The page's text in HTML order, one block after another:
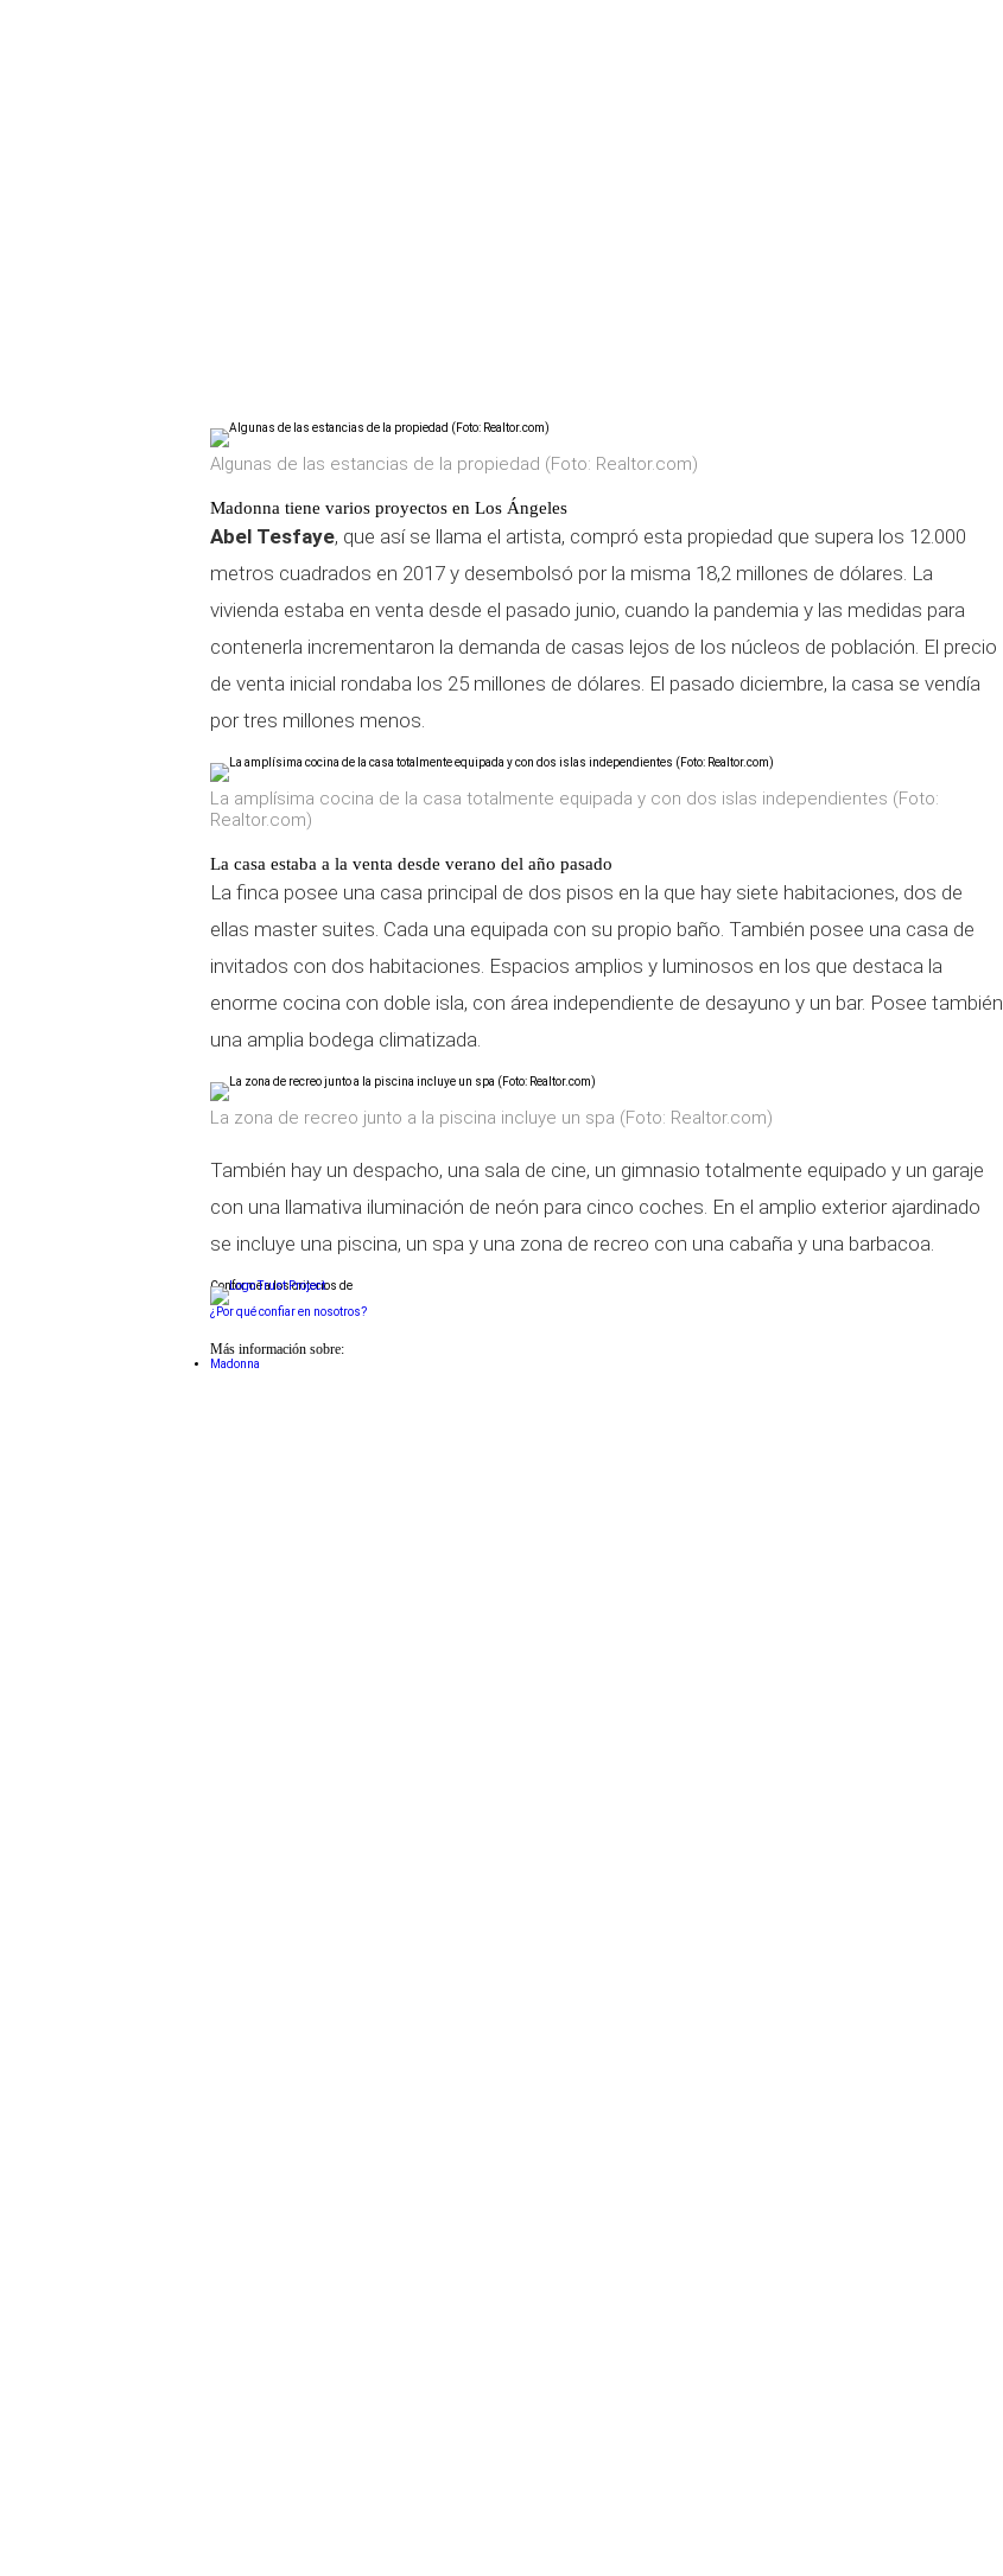
Algunas de las estancias de la propiedad (Foto: Realtor.com)
Madonna tiene varios proyectos en Los Ángeles
Abel Tesfaye, que así se llama el artista, compró esta propiedad que supera los 12.000
metros cuadrados en 2017 y desembolsó por la misma 18,2 millones de dólares. La
vivienda estaba en venta desde el pasado junio, cuando la pandemia y las medidas para
contenerla incrementaron la demanda de casas lejos de los núcleos de población. El precio
de venta inicial rondaba los 25 millones de dólares. El pasado diciembre, la casa se vendía
por tres millones menos.
La amplísima cocina de la casa totalmente equipada y con dos islas independientes (Foto:
Realtor.com)
La casa estaba a la venta desde verano del año pasado
La finca posee una casa principal de dos pisos en la que hay siete habitaciones, dos de
ellas master suites. Cada una equipada con su propio baño. También posee una casa de
invitados con dos habitaciones. Espacios amplios y luminosos en los que destaca la
enorme cocina con doble isla, con área independiente de desayuno y un bar. Posee también
una amplia bodega climatizada.
La zona de recreo junto a la piscina incluye un spa (Foto: Realtor.com)
También hay un despacho, una sala de cine, un gimnasio totalmente equipado y un garaje
con una llamativa iluminación de neón para cinco coches. En el amplio exterior ajardinado
se incluye una piscina, un spa y una zona de recreo con una cabaña y una barbacoa.
Conforme a los criterios de
¿Por qué confiar en nosotros?
Más información sobre:
Madonna